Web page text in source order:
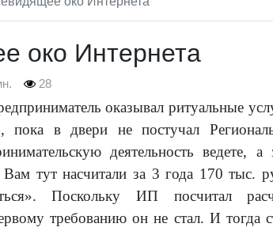
око Интернета
28
оказывал ритуальные
пока в двери не постучал
деятельность ведете,
тут насчитали за 3 года 170 тыс.
Поскольку ИП посчитал
требованию он не стал. И тогда